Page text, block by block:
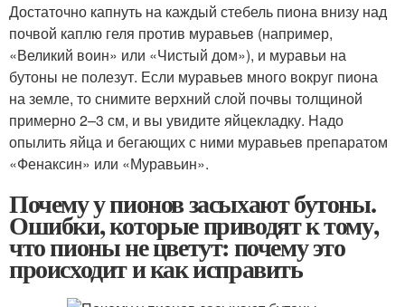
Достаточно капнуть на каждый стебель пиона внизу над
почвой каплю геля против муравьев (например,
«Великий воин» или «Чистый дом»), и муравьи на
бутоны не полезут. Если муравьев много вокруг пиона
на земле, то снимите верхний слой почвы толщиной
примерно 2–3 см, и вы увидите яйцекладку. Надо
опылить яйца и бегающих с ними муравьев препаратом
«Фенаксин» или «Муравьин».
Почему у пионов засыхают бутоны.
Ошибки, которые приводят к тому,
что пионы не цветут: почему это
происходит и как исправить